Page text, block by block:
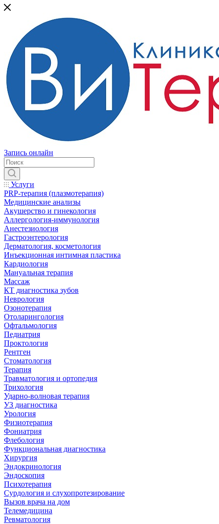
Запись онлайн
Услуги
PRP-терапия (плазмотерапия)
Медицинские анализы
Акушерство и гинекология
Аллергология-иммунология
Анестезиология
Гастроэнтерология
Дерматология, косметология
Инъекционная интимная пластика
Кардиология
Мануальная терапия
Массаж
КТ диагностика зубов
Неврология
Озонотерапия
Отоларингология
Офтальмология
Педиатрия
Проктология
Рентген
Стоматология
Терапия
Травматология и ортопедия
Трихология
Ударно-волновая терапия
УЗ диагностика
Урология
Физиотерапия
Фониатрия
Флебология
Функциональная диагностика
Хирургия
Эндокринология
Эндоскопия
Психотерапия
Сурдология и слухопротезирование
Вызов врача на дом
Телемедицина
Ревматология